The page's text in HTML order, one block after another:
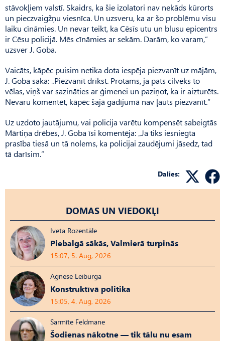
stāvokļiem valstī. Skaidrs, ka šie izolatori nav nekāds kūrorts
un pieczvaigžņu viesnīca. Un uzsveru, ka ar šo problēmu visu
laiku cīnāmies. Un nevar teikt, ka Cēsīs utu un blusu epicentrs
ir Cēsu policijā. Mēs cīnāmies ar sekām. Darām, ko varam,”
uzsver J. Goba.
Vaicāts, kāpēc puisim netika dota iespēja piezvanīt uz mājām,
J. Goba saka: „Piezvanīt drīkst. Protams, ja pats cilvēks to
vēlas, viņš var sazināties ar ģimenei un paziņot, ka ir aizturēts.
Nevaru komentēt, kāpēc šajā gadījumā nav ļauts piezvanīt.”
Uz uzdoto jautājumu, vai policija varētu kompensēt sabeigtās
Mārtiņa drēbes, J. Goba īsi komentēja: „Ja tiks iesniegta
prasība tiesā un tā nolems, ka policijai zaudējumi jāsedz, tad
tā darīsim.”
Dalies:
DOMAS UN VIEDOKĻI
Iveta Rozentāle
Piebalgā sākās, Valmierā turpinās
15:07, 5. Aug, 2026
Agnese Leiburga
Konstruktīvā politika
15:05, 4. Aug, 2026
Sarmīte Feldmane
Šodienas nākotne — tik tālu nu esam